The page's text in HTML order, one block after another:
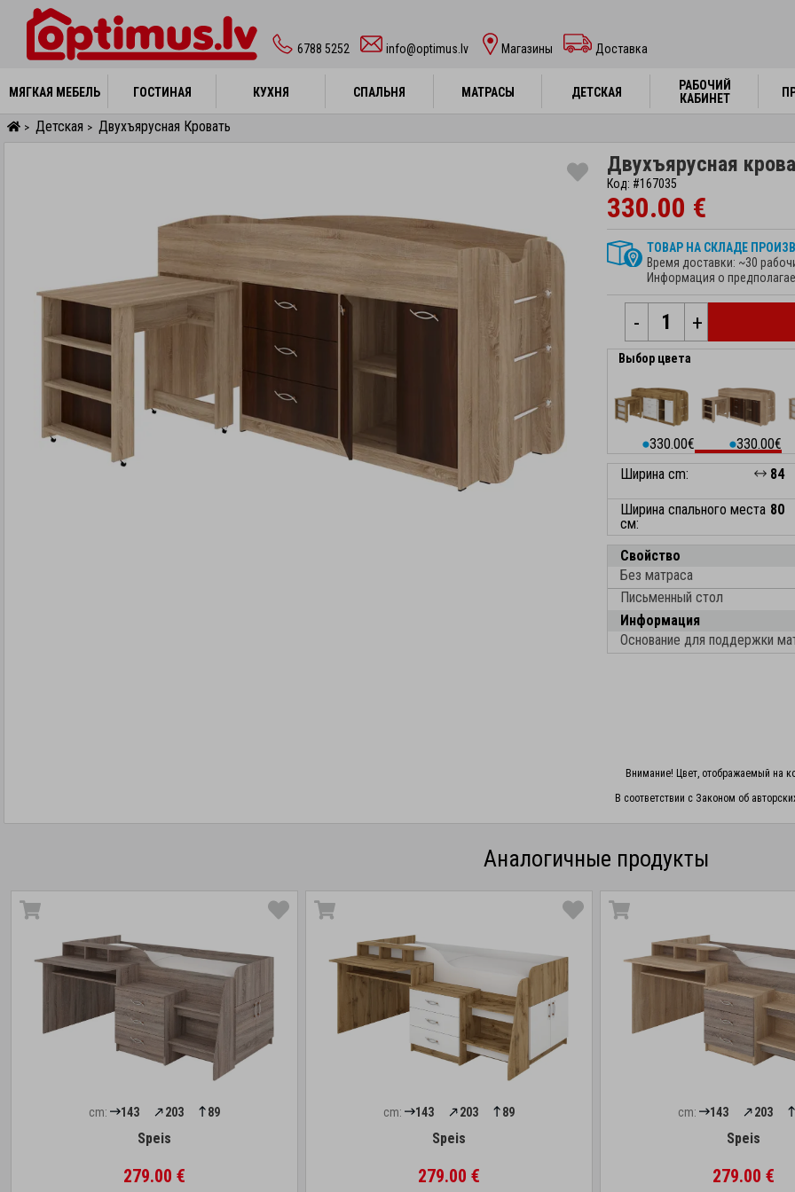
6788 5252 info@optimus.lv Mагазины Доставка
МЯГКАЯ МЕБЕЛЬ ГОСТИНАЯ КУХНЯ СПАЛЬНЯ МАТРАСЫ ДЕТСКАЯ
РАБОЧИЙ
КАБИНЕТ
МЯГКАЯ МЕБЕЛЬ ГОСТИНАЯ КУХНЯ СПАЛЬНЯ МАТРАСЫ ДЕТСКАЯ
РАБОЧИЙ
КАБИНЕТ
> Детская > Двухъярусная Кровать
Двухъярусная
Код: #167035
330.00 €
ТОВАР НА СКЛАДЕ
Время доставки: ~30
Информация о
- +
Выбор цвета
⬤330.00€ ⬤330.00€
Ширина cm:
84
Ширина спального места
см:
80
Свойство
Без матраса
Письменный стол
Информация
Основание для поддержки
Внимание! Цвет, отображаемый на
В соответствии с Законом об
Аналогичные продукты
cm: 143 203 89
Speis
279.00 €
cm: 143 203 89
Speis
279.00 €
cm: 143 203
Speis
279.00 €